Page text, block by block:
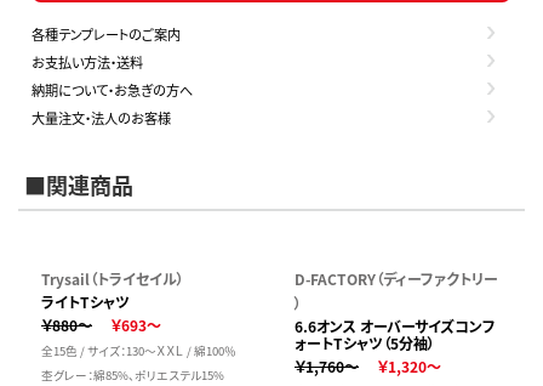
各種テンプレートのご案内
お支払い方法・送料
納期について・お急ぎの方へ
大量注文・法人のお客様
■関連商品
Trysail（トライセイル）
ライトTシャツ
￥880～
￥693～
全15色 / サイズ：130～ＸＸＬ / 綿100％
杢グレー：綿85%、ポリエステル15%
D-FACTORY（ディーファクトリー
）
6.6オンス オーバーサイズコンフ
ォートTシャツ（5分袖）
￥1,760～
￥1,320～